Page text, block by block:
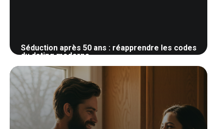
Séduction après 50 ans : réapprendre les codes
du dating moderne
28 mai 2026